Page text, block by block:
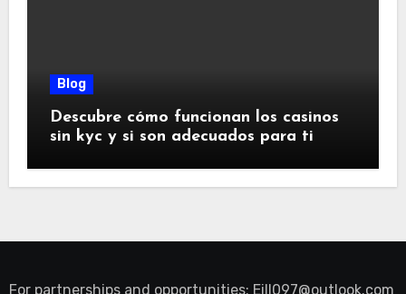
Blog
Descubre cómo funcionan los casinos
sin kyc y si son adecuados para ti
For partnerships and opportunities: Eill097@outlook.com